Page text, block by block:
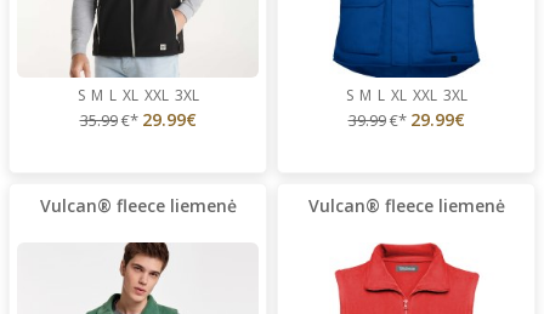
S M L XL XXL 3XL
35.99€* 29.99€
S M L XL XXL 3XL
39.99€* 29.99€
Vulcan® fleece liemenė Vulcan® fleece liemenė